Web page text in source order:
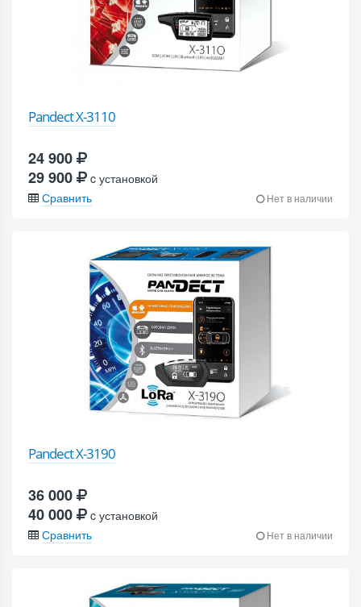
Pandect X-3110
24 900
29 900
c установкой
Сравнить
Нет в наличии
Pandect X-3190
36 000
40 000
c установкой
Сравнить
Нет в наличии